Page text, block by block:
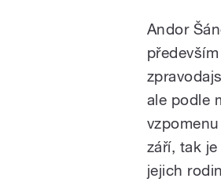
Andor
ale podle
září, tak
jejich